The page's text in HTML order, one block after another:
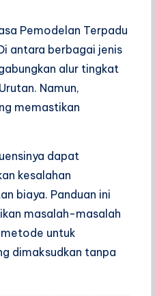
Pemodelan Terpadu
antara berbagai jenis
alur tingkat
Namun,
memastikan
dapat
kesalahan
biaya. Panduan ini
masalah-masalah
untuk
dimaksudkan tanpa